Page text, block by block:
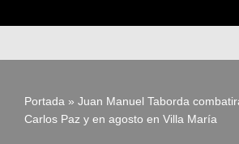
al
Portada » Juan Manuel Taborda
Carlos Paz y en agosto en Villa María